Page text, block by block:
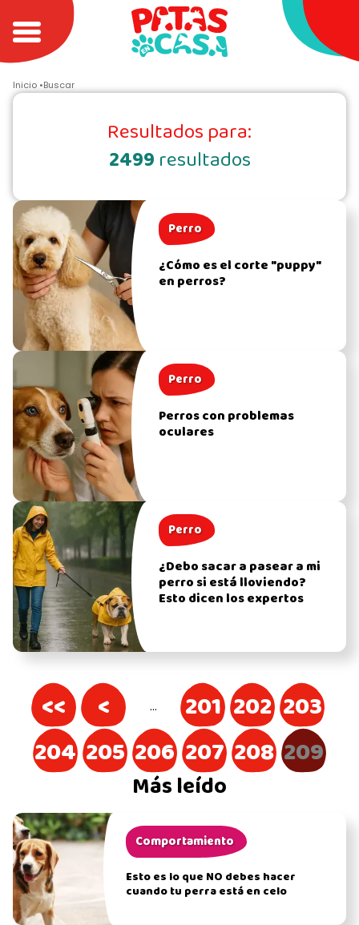
Inicio Buscar
Resultados para:
2499resultados
Perro
¿Cómo es el corte "puppy"
en perros?
Perro
Perros con problemas
oculares
Perro
¿Debo sacar a pasear a mi
perro si está lloviendo?
Esto dicen los expertos
<< < … 201 202 203
204 205 206 207 208 209
Más leído
Comportamiento
Esto es lo que NO debes hacer
cuando tu perra está en celo